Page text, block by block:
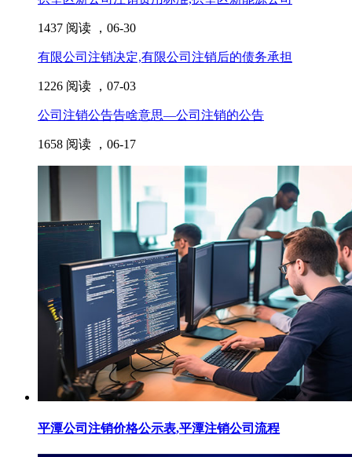
1437 阅读 ， 06-30
有限公司注销决定,有限公司注销后的债务承担
1226 阅读 ， 07-03
公司注销公告告啥意思—公司注销的公告
1658 阅读 ， 06-17
平潭公司注销价格公示表,平潭注销公司流程